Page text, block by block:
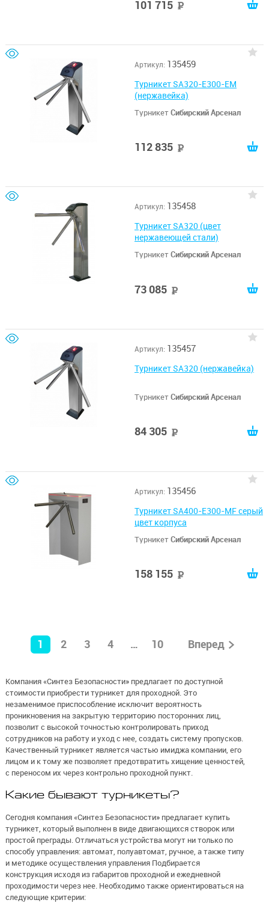
101 715
Артикул: 135459
Турникет SA320-E300-EM
(нержавейка)
ТурникетСибирский Арсенал
112 835
Артикул: 135458
Турникет SA320 (цвет
нержавеющей стали)
ТурникетСибирский Арсенал
73 085
Артикул: 135457
Турникет SA320 (нержавейка)
ТурникетСибирский Арсенал
84 305
Артикул: 135456
Турникет SA400-E300-MF серый
цвет корпуса
ТурникетСибирский Арсенал
158 155
1 2 3 4 … 10 Вперед
Компания «Синтез Безопасности» предлагает по доступной
стоимости приобрести турникет для проходной. Это
незаменимое приспособление исключит вероятность
проникновения на закрытую территорию посторонних лиц,
позволит с высокой точностью контролировать приход
сотрудников на работу и уход с нее, создать систему пропусков.
Качественный турникет является частью имиджа компании, его
лицом и к тому же позволяет предотвратить хищение ценностей,
с переносом их через контрольно проходной пункт.
Какие бывают турникеты?
Сегодня компания «Синтез Безопасности» предлагает купить
турникет, который выполнен в виде двигающихся створок или
простой преграды. Отличаться устройства могут ни только по
способу управления: автомат, полуавтомат, ручное, а также типу
и методике осуществления управления Подбирается
конструкция исходя из габаритов проходной и ежедневной
проходимости через нее. Необходимо также ориентироваться на
следующие критерии: